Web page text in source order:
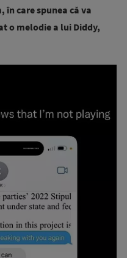
care spunea că va
o melodie a lui Diddy,